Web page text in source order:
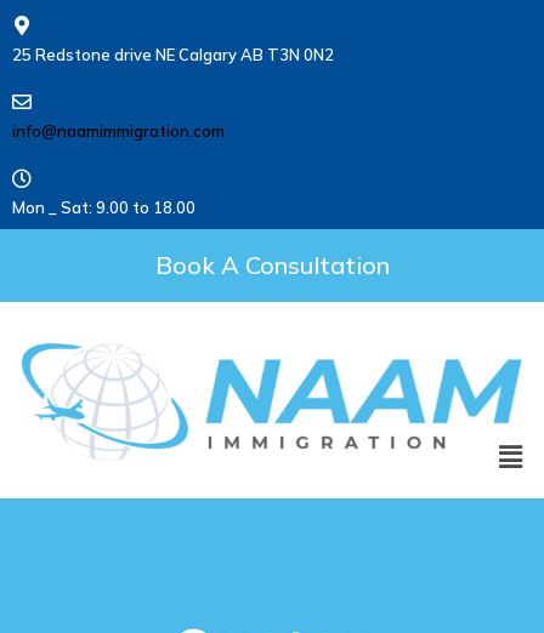
25 Redstone drive NE Calgary AB T3N 0N2
info@naamimmigration.com
Mon _ Sat: 9.00 to 18.00
Book A Consultation